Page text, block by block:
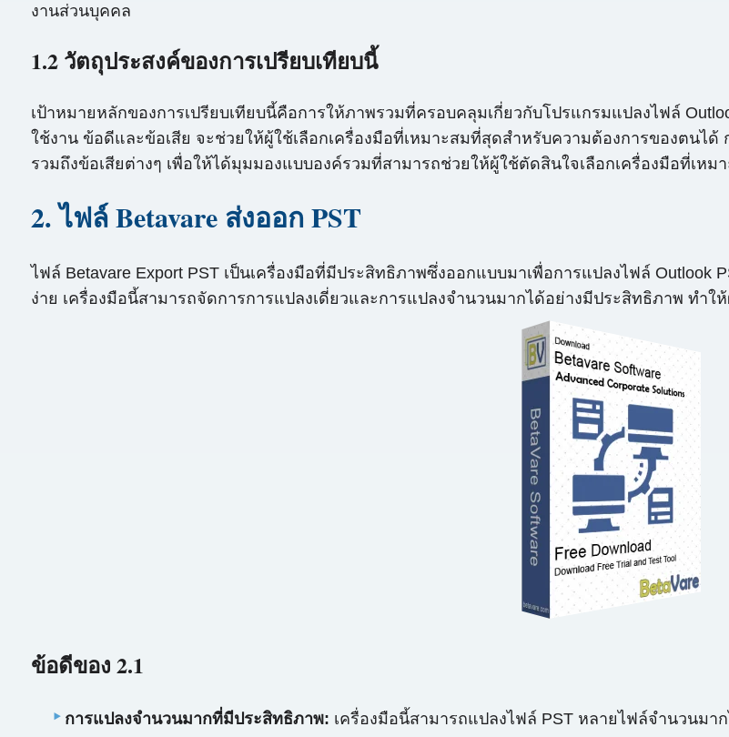
งานส่วนบุคคล
1.2 วัตถุประสงค์ของการเปรียบเทียบนี้
เป้าหมายหลักของการเปรียบเทียบนี้คือการให้ภาพรวมที่ครอบคลุมเกี่ยวกับโปรแกรมแปลงไฟล์
ใช้งาน ข้อดีและข้อเสีย จะช่วยให้ผู้ใช้เลือกเครื่องมือที่เหมาะสมที่สุดสำหรับความต้องการของตน
รวมถึงข้อเสียต่างๆ เพื่อให้ได้มุมมองแบบองค์รวมที่สามารถช่วยให้ผู้ใช้ตัดสินใจเลือกเครื่องมือที่เหม
2. ไฟล์ Betavare ส่งออก PST
ไฟล์ Betavare Export PST เป็นเครื่องมือที่มีประสิทธิภาพซึ่งออกแบบมาเพื่อการแปลงไฟล์ Outlook
ง่าย เครื่องมือนี้สามารถจัดการการแปลงเดี่ยวและการแปลงจำนวนมากได้อย่างมีประสิทธิภาพ ทำใ
ข้อดีของ 2.1
การแปลงจำนวนมากที่มีประสิทธิภาพ: เครื่องมือนี้สามารถแปลงไฟล์ PST หลายไฟล์จำนวนมา